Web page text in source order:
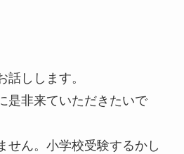
話しします。
是非来ていただきたいで
せん。小学校受験するかし